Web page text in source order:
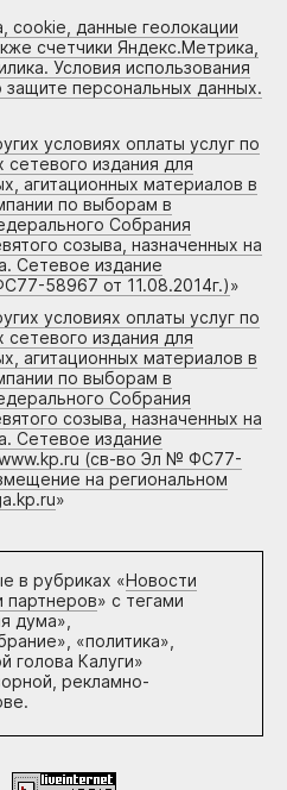
cookie, данные геолокации
счетчики Яндекс.Метрика,
Условия использования
персональных данных.
условиях оплаты услуг по
издания для
агитационных материалов в
по выборам в
Собрания
созыва, назначенных на
Сетевое издание
58967 от 11.08.2014г.)»
условиях оплаты услуг по
издания для
агитационных материалов в
по выборам в
Собрания
созыва, назначенных на
Сетевое издание
(св-во Эл № ФС77-
на региональном
»
в рубриках «Новости
партнеров» с тегами
дума»,
«политика»,
голова Калуги»
рекламно-